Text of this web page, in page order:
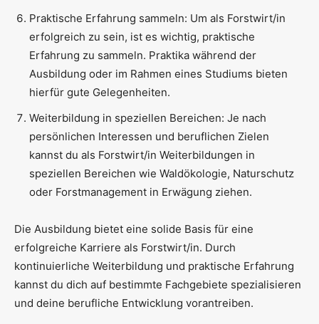
Praktische Erfahrung sammeln: Um als Forstwirt/in
erfolgreich zu sein, ist es wichtig, praktische
Erfahrung zu sammeln. Praktika während der
Ausbildung oder im Rahmen eines Studiums bieten
hierfür gute Gelegenheiten.
Weiterbildung in speziellen Bereichen: Je nach
persönlichen Interessen und beruflichen Zielen
kannst du als Forstwirt/in Weiterbildungen in
speziellen Bereichen wie Waldökologie, Naturschutz
oder Forstmanagement in Erwägung ziehen.
Die Ausbildung bietet eine solide Basis für eine
erfolgreiche Karriere als Forstwirt/in. Durch
kontinuierliche Weiterbildung und praktische Erfahrung
kannst du dich auf bestimmte Fachgebiete spezialisieren
und deine berufliche Entwicklung vorantreiben.